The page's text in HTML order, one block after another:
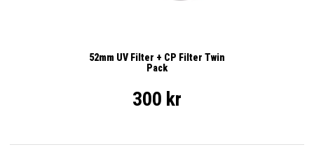
52mm UV Filter + CP Filter Twin
Pack
300 kr